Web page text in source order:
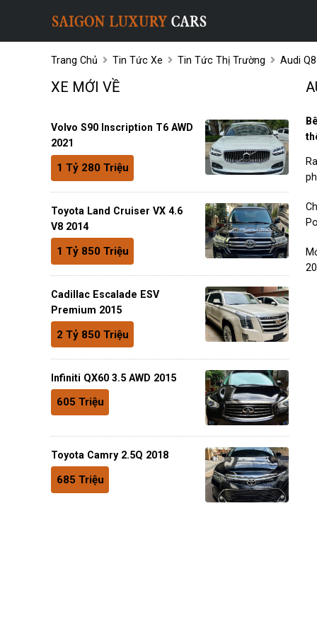
Trang Chủ Tin Tức Xe Tin Tức Thị Trường Audi
XE MỚI VỀ
Volvo S90 Inscription T6 AWD
2021
1 Tỷ 280 Triệu
Toyota Land Cruiser VX 4.6
V8 2014
1 Tỷ 850 Triệu
Cadillac Escalade ESV
Premium 2015
2 Tỷ 850 Triệu
Infiniti QX60 3.5 AWD 2015
605 Triệu
Toyota Camry 2.5Q 2018
685 Triệu